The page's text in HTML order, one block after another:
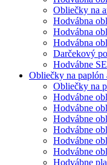
Obliečky na
Hodvábna
Hodvábna
Hodvábna
Darčekový
Hodvábne
Obliečky na paplón
Obliečky na
Hodvábne
Hodvábne
Hodvábne
Hodvábne
Hodvábne
Hodvábne
Hodvábne